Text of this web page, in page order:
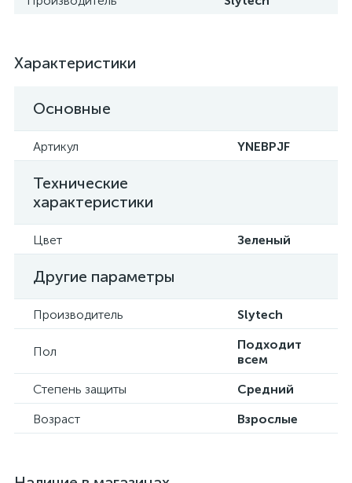
Характеристики
Основные
Артикул YNEBPJF
Технические
характеристики
Цвет Зеленый
Другие параметры
Производитель Slytech
Пол
Подходит
всем
Степень защиты
Средний
Возраст
Взрослые